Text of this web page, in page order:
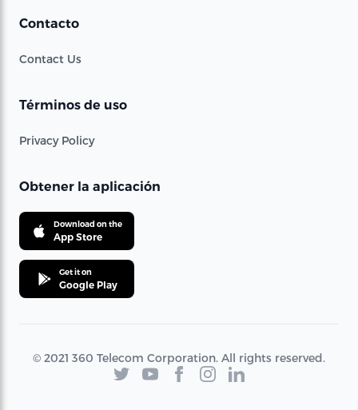
Contacto
Contact Us
Términos de uso
Privacy Policy
Obtener la aplicación
Download on the
App Store
Get it on
Google Play
© 2021 360 Telecom Corporation. All rights reserved.